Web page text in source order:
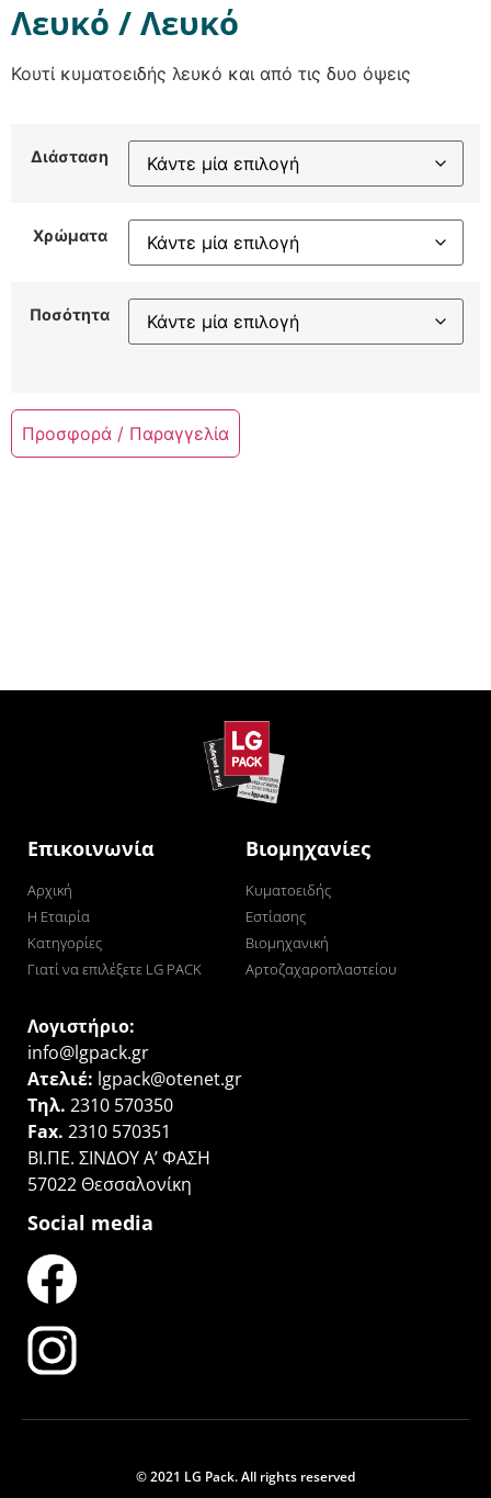
Λευκό / Λευκό
Κουτί κυματοειδής λευκό και από τις δυο όψεις
Διάσταση
Χρώματα
Ποσότητα
Προσφορά / Παραγγελία
Επικοινωνία
Αρχική
Η Εταιρία
Κατηγορίες
Γιατί να επιλέξετε LG PACK
Βιομηχανίες
Κυματοειδής
Εστίασης
Βιομηχανική
Αρτοζαχαροπλαστείου
Λογιστήριο:
info@lgpack.gr
Ατελιέ: lgpack@otenet.gr
Τηλ. 2310 570350
Fax. 2310 570351
ΒΙ.ΠΕ. ΣΙΝΔΟΥ Α’ ΦΑΣΗ
57022 Θεσσαλονίκη
Social media
© 2021 LG Pack. All rights reserved